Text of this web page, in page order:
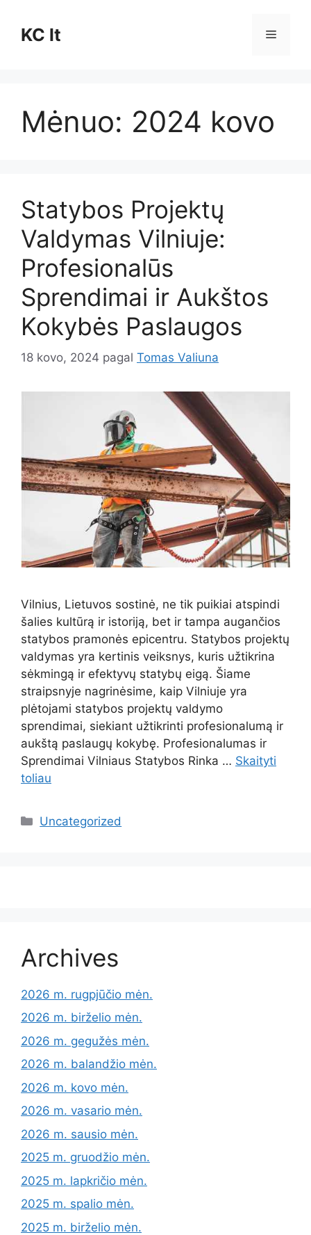
turinioKC lt Meniu
Mėnuo: 2024 kovo
Statybos Projektų
Valdymas Vilniuje:
Profesionalūs
Sprendimai ir Aukštos
Kokybės Paslaugos
18 kovo, 2024 pagal Tomas Valiuna
Vilnius, Lietuvos sostinė, ne tik puikiai atspindi
šalies kultūrą ir istoriją, bet ir tampa augančios
statybos pramonės epicentru. Statybos projektų
valdymas yra kertinis veiksnys, kuris užtikrina
sėkmingą ir efektyvų statybų eigą. Šiame
straipsnyje nagrinėsime, kaip Vilniuje yra
plėtojami statybos projektų valdymo
sprendimai, siekiant užtikrinti profesionalumą ir
aukštą paslaugų kokybę. Profesionalumas ir
Sprendimai Vilniaus Statybos Rinka … Skaityti
toliau
Kategorijos
Uncategorized
Archives
2026 m. rugpjūčio mėn.
2026 m. birželio mėn.
2026 m. gegužės mėn.
2026 m. balandžio mėn.
2026 m. kovo mėn.
2026 m. vasario mėn.
2026 m. sausio mėn.
2025 m. gruodžio mėn.
2025 m. lapkričio mėn.
2025 m. spalio mėn.
2025 m. birželio mėn.